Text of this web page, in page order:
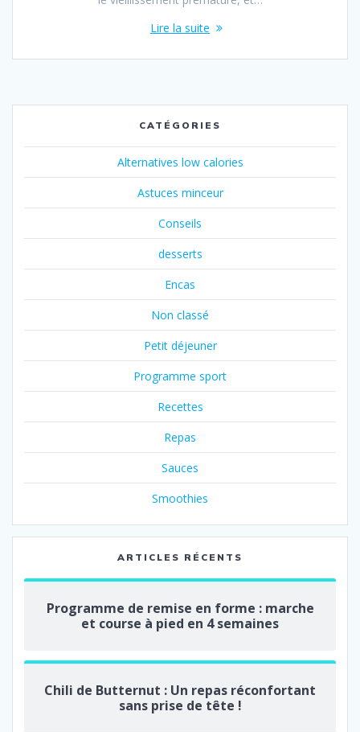
Lire la suite
CATÉGORIES
Alternatives low calories
Astuces minceur
Conseils
desserts
Encas
Non classé
Petit déjeuner
Programme sport
Recettes
Repas
Sauces
Smoothies
ARTICLES RÉCENTS
Programme de remise en forme : marche
et course à pied en 4 semaines
Chili de Butternut : Un repas réconfortant
sans prise de tête !